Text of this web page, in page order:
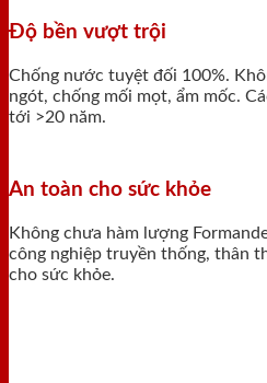
Độ bền vượt trội
Chống nước tuyệt đối 100%.
ngót, chống mối mọt, ẩm mốc.
tới >20 năm.
An toàn cho sức khỏe
Không chưa hàm lượng
công nghiệp truyền thống, thân
cho sức khỏe.